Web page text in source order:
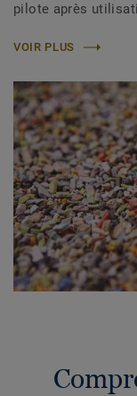
pilote après
VOIR PLUS